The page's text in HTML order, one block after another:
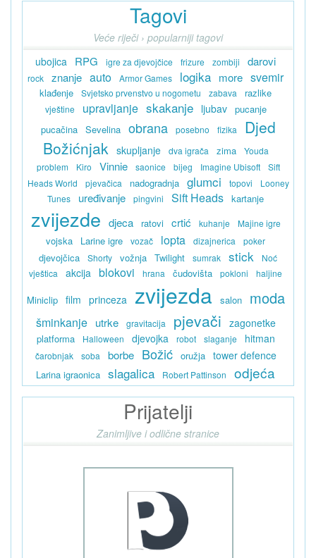
Tagovi
Veće riječi › popularniji tagovi
ubojica RPG igre za djevojčice frizure zombiji darovi
rock znanje auto Armor Games logika more svemir
klađenje Svjetsko prvenstvo u nogometu zabava razlike
vještine upravljanje skakanje ljubav
pucanje
pucačina
Sevelina obrana posebno fizika
Djed
Božićnjak skupljanje dva igrača zima
Youda
problem
Kiro Vinnie saonice bijeg Imagine Ubisoft
Sift
Heads World
pjevačica nadogradnja glumci topovi
Looney
Tunes
uređivanje pingvini Sift Heads kartanje
zvijezde djeca ratovi crtić kuhanje Majine igre
vojska Larine igre vozač lopta dizajnerica poker
djevojčica Shorty vožnja Twilight sumrak stick
Noć
vještica
akcija blokovi hrana čudovišta pokloni haljine
Miniclip film princeza zvijezda salon moda
šminkanje utrke gravitacija pjevači zagonetke
platforma Halloween djevojka robot slaganje hitman
čarobnjak soba borbe Božić oružja tower defence
Larina igraonica slagalica Robert Pattinson odjeća
Prijatelji
Zanimljive i odlične stranice